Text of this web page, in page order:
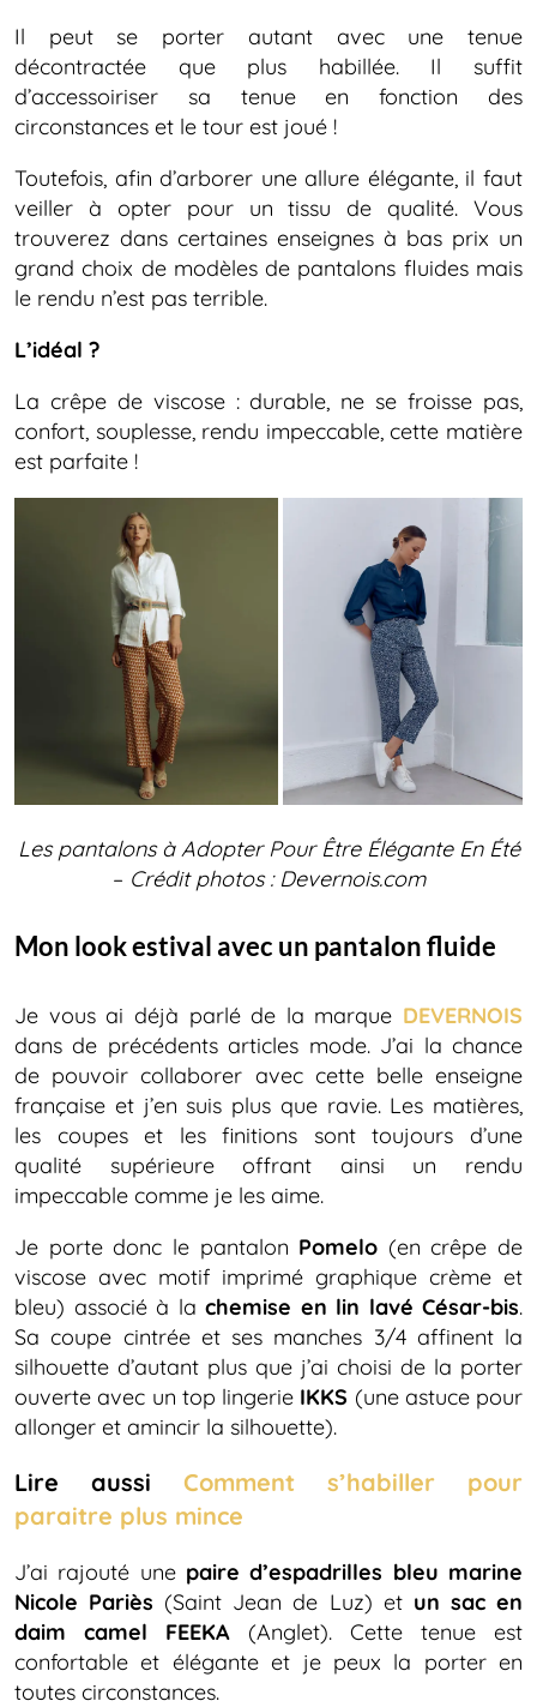
Il peut se porter autant avec une tenue
décontractée que plus habillée. Il suffit
d’accessoiriser sa tenue en fonction des
circonstances et le tour est joué !
Toutefois, afin d’arborer une allure élégante, il faut
veiller à opter pour un tissu de qualité. Vous
trouverez dans certaines enseignes à bas prix un
grand choix de modèles de pantalons fluides mais
le rendu n’est pas terrible.
L’idéal ?
La crêpe de viscose : durable, ne se froisse pas,
confort, souplesse, rendu impeccable, cette matière
est parfaite !
Les pantalons à Adopter Pour Être Élégante En Été
– Crédit photos : Devernois.com
Mon look estival avec un pantalon fluide
Je vous ai déjà parlé de la marque DEVERNOIS
dans de précédents articles mode. J’ai la chance
de pouvoir collaborer avec cette belle enseigne
française et j’en suis plus que ravie. Les matières,
les coupes et les finitions sont toujours d’une
qualité supérieure offrant ainsi un rendu
impeccable comme je les aime.
Je porte donc le pantalon Pomelo (en crêpe de
viscose avec motif imprimé graphique crème et
bleu) associé à la chemise en lin lavé César-bis.
Sa coupe cintrée et ses manches 3/4 affinent la
silhouette d’autant plus que j’ai choisi de la porter
ouverte avec un top lingerie IKKS (une astuce pour
allonger et amincir la silhouette).
Lire aussi Comment s’habiller pour
paraitre plus mince
J’ai rajouté une paire d’espadrilles bleu marine
Nicole Pariès (Saint Jean de Luz) et un sac en
daim camel FEEKA (Anglet). Cette tenue est
confortable et élégante et je peux la porter en
toutes circonstances.